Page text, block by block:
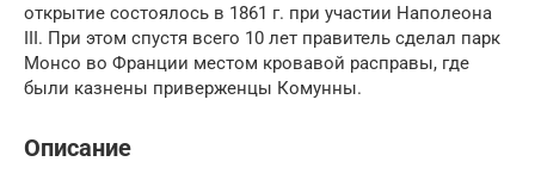
открытие состоялось в 1861 г. при участии Наполеона
III. При этом спустя всего 10 лет правитель сделал парк
Монсо во Франции местом кровавой расправы, где
были казнены приверженцы Комунны.
Описание